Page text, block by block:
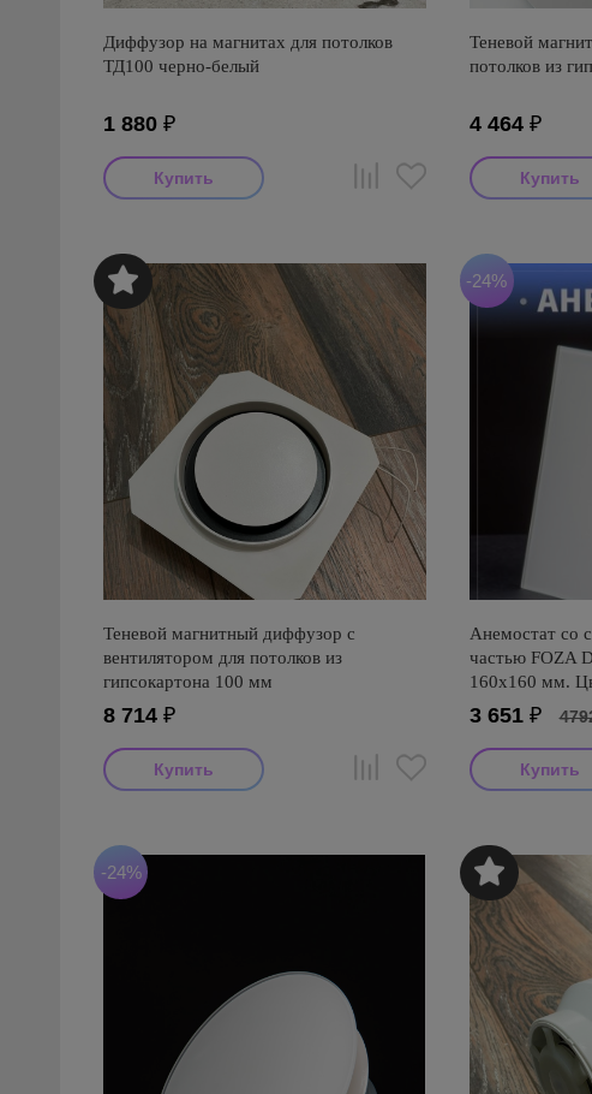
Диффузор на магнитах для потолков
ТД100 черно-белый
1 880 ₽
Теневой
потолков из
4 464₽
Теневой магнитный диффузор с
вентилятором для потолков из
гипсокартона 100 мм
8 714 ₽
-24%
Анемостат со
частью FOZA
160х160 мм.
Квадратный
3 651₽
-24%